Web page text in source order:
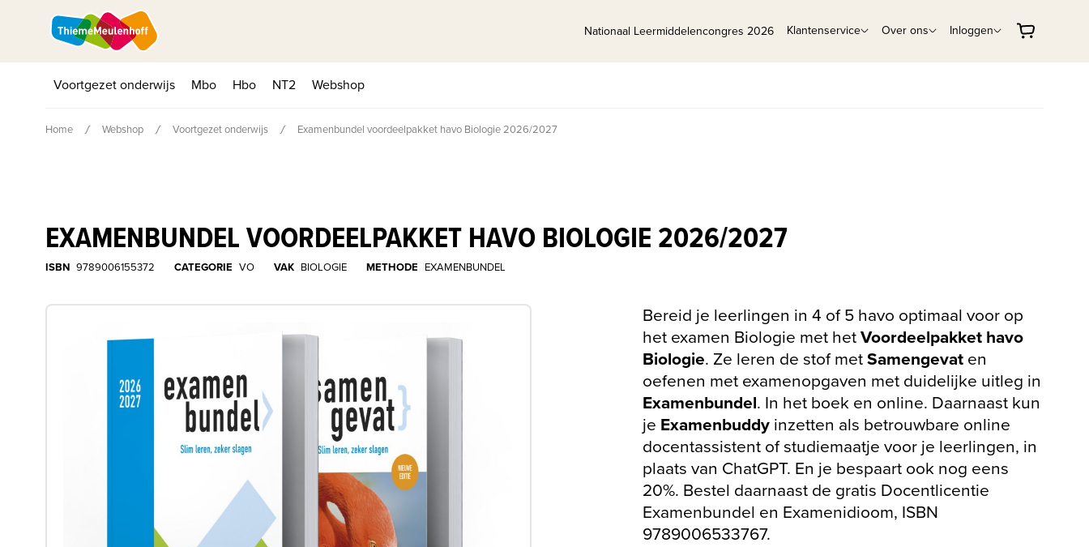
Nationaal Leermiddelencongres 2026 Klantenservice Over ons Inloggen
Voortgezet onderwijs Mbo Hbo NT2 Webshop
Home Webshop Voortgezet onderwijs Examenbundel voordeelpakket havo Biologie 2026/2027
EXAMENBUNDEL VOORDEELPAKKET HAVO BIOLOGIE 2026/2027
ISBN 9789006155372 CATEGORIE VO VAK BIOLOGIE METHODE EXAMENBUNDEL
Bereid je leerlingen in 4 of 5 havo optimaal voor op
het examen Biologie met hetVoordeelpakket havo
Biologie. Ze leren de stof metSamengevaten
oefenen met examenopgaven met duidelijke uitleg in
Examenbundel. In het boek en online. Daarnaast kun
je Examenbuddyinzetten als betrouwbare online
docentassistent of studiemaatje voor je leerlingen, in
plaats van ChatGPT. En je bespaart ook nog eens
20%. Bestel daarnaast de gratis Docentlicentie
Examenbundel en Examenidioom, ISBN
9789006533767.